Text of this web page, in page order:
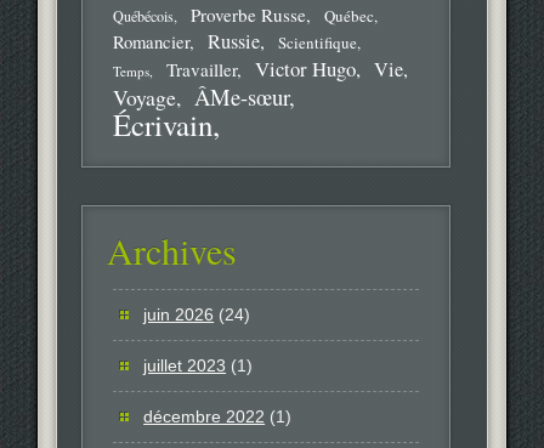
Québécois
Proverbe Russe Québec
Romancier Russie Scientifique
Temps Travailler Victor Hugo Vie
Voyage ÂMe-sœur
Écrivain
Archives
juin 2026 (24)
juillet 2023 (1)
décembre 2022 (1)